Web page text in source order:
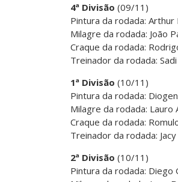
4ª Divisão (09/11)
Pintura da rodada: Arthur
Milagre da rodada: João
Craque da rodada:
Treinador da rodada:
1ª Divisão (10/11)
Pintura da rodada:
Milagre da rodada:
Craque da rodada:
Treinador da rodada:
2ª Divisão (10/11)
Pintura da rodada: Diego